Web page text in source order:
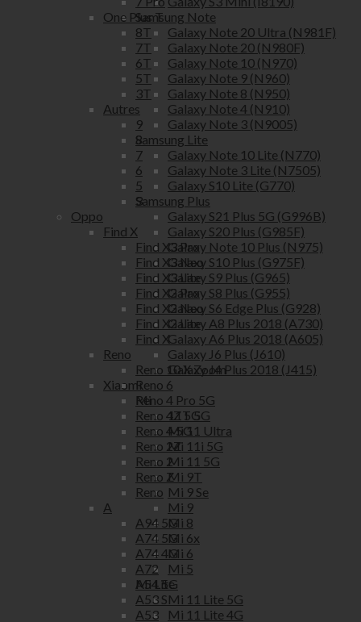
Samsung Note
Galaxy Note 20 Ultra (N981F)
Galaxy Note 20 (N980F)
Galaxy Note 10 (N970)
Galaxy Note 9 (N960)
Galaxy Note 8 (N950)
Galaxy Note 4 (N910)
Galaxy Note 3 (N9005)
Samsung Lite
Galaxy Note 10 Lite (N770)
Galaxy Note 3 Lite (N7505)
Galaxy S10 Lite (G770)
Samsung Plus
Galaxy S21 Plus 5G (G996B)
Galaxy S20 Plus (G985F)
Galaxy Note 10 Plus (N975)
Galaxy S10 Plus (G975F)
Galaxy S9 Plus (G965)
Galaxy S8 Plus (G955)
Galaxy S6 Edge Plus (G928)
Galaxy A8 Plus 2018 (A730)
Galaxy A6 Plus 2018 (A605)
Galaxy J6 Plus (J610)
Galaxy J4 Plus 2018 (J415)
Xiaomi
Mi
11T 5G
Mi 11 Ultra
Mi 11i 5G
Mi 11 5G
Mi 9T
Mi 9 Se
Mi 9
Mi 8
Mi 6x
Mi 6
Mi 5
Mi Lite
Mi 11 Lite 5G
Mi 11 Lite 4G
One Plus T
8T
7T
6T
5T
3T
Autres
9
8
7
6
5
3
Oppo
Find X
Find X3 Pro
Find X3 Neo
Find X3 Lite
Find X2 Pro
Find X2 Neo
Find X2 Lite
Find X
Reno
Reno 10 X Zoom
Reno 6
Reno 4 Pro 5G
Reno 4Z 5G
Reno 4 5G
Reno 2Z
Reno 2
Reno Z
Reno
A
A94 5G
A74 5G
A74 4G
A72
A54 5G
A53 S
A53